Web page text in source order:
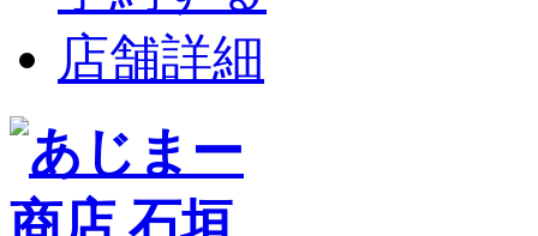
店舗詳細